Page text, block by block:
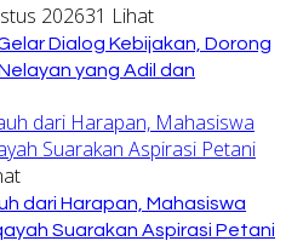
202631 Lihat
Dialog Kebijakan, Dorong
yang Adil dan
dari Harapan, Mahasiswa
Suarakan Aspirasi Petani